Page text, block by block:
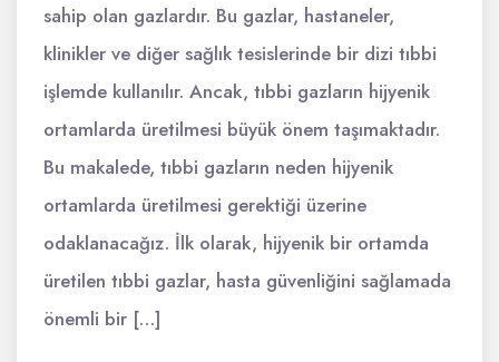
sahip olan gazlardır. Bu gazlar, hastaneler,
klinikler ve diğer sağlık tesislerinde bir dizi tıbbi
işlemde kullanılır. Ancak, tıbbi gazların hijyenik
ortamlarda üretilmesi büyük önem taşımaktadır.
Bu makalede, tıbbi gazların neden hijyenik
ortamlarda üretilmesi gerektiği üzerine
odaklanacağız. İlk olarak, hijyenik bir ortamda
üretilen tıbbi gazlar, hasta güvenliğini sağlamada
önemli bir […]